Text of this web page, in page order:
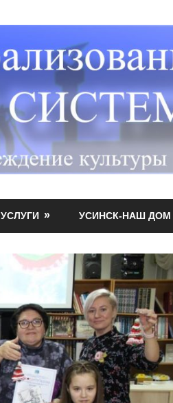
УСЛУГИ УСИНСК-НАШ ДОМ